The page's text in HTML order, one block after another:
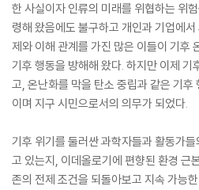
한 사실이자 인류의 미래를 위협하는 위
령해 왔음에도 불구하고 개인과 기업에
제와 이해 관계를 가진 많은 이들이 기후
기후 행동을 방해해 왔다. 하지만 이제 기
고, 온난화를 막을 탄소 중립과 같은 기후
이며 지구 시민으로서의 의무가 되었다.
기후 위기를 둘러싼 과학자들과 활동가
고 있는지, 이데올로기에 편향된 환경 근
존의 전제 조건을 되돌아보고 지속 가능